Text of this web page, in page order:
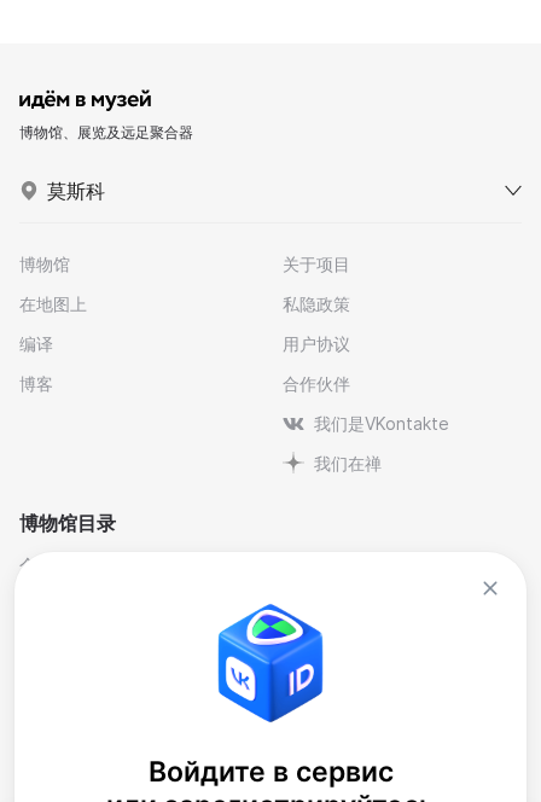
博物馆、展览及远足聚合器
莫斯科
博物馆
在地图上
编译
博客
关于项目
私隐政策
用户协议
合作伙伴
我们是VKontakte
我们在禅
博物馆目录
个人与纪念博物馆
艺术
行业
博物馆藏品
Войдите в сервис